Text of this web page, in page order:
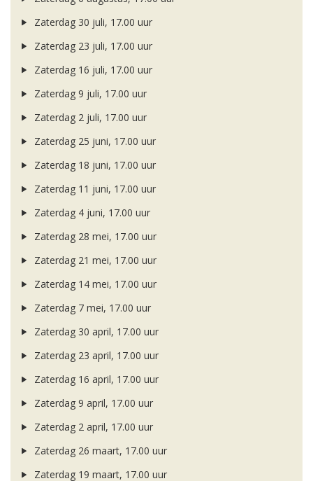
Zaterdag 30 juli, 17.00 uur
Zaterdag 23 juli, 17.00 uur
Zaterdag 16 juli, 17.00 uur
Zaterdag 9 juli, 17.00 uur
Zaterdag 2 juli, 17.00 uur
Zaterdag 25 juni, 17.00 uur
Zaterdag 18 juni, 17.00 uur
Zaterdag 11 juni, 17.00 uur
Zaterdag 4 juni, 17.00 uur
Zaterdag 28 mei, 17.00 uur
Zaterdag 21 mei, 17.00 uur
Zaterdag 14 mei, 17.00 uur
Zaterdag 7 mei, 17.00 uur
Zaterdag 30 april, 17.00 uur
Zaterdag 23 april, 17.00 uur
Zaterdag 16 april, 17.00 uur
Zaterdag 9 april, 17.00 uur
Zaterdag 2 april, 17.00 uur
Zaterdag 26 maart, 17.00 uur
Zaterdag 19 maart, 17.00 uur